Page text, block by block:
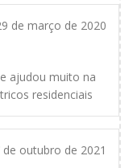
de março de 2020
ajudou muito na
residenciais
de outubro de 2021